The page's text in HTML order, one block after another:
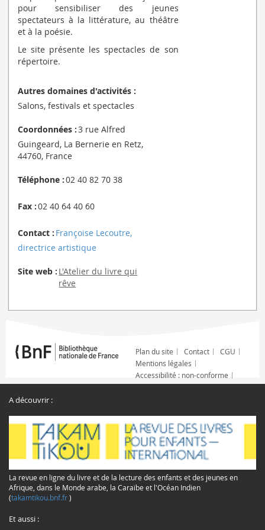
pour sensibiliser des jeunes
spectateurs à la littérature, au théâtre
et à la poésie.
Le site présente les spectacles de son
répertoire.
Autres domaines d'activités :
Salons, festivals et spectacles
Coordonnées :3 rue Alfred
Guingeard, La Bernerie en Retz,
44760, France
Téléphone :02 40 82 70 38
Fax :02 40 64 40 60
Contact : Françoise Lecoutre,
directrice artistique
Site web : L'Atelier du livre qui
rêve
Plan du site Contact
CGU
Mentions légales
Accessibilité : non-conforme
A découvrir :
La revue en ligne du livre et de la lecture des enfants et des jeunes en
Afrique, dans le Monde arabe, la Caraïbe et l'Océan Indien
(takamtikou.bnf.fr)
Et aussi :